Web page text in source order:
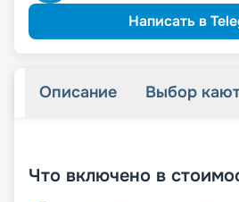
Написать в
Описание Выбор
Что включено в